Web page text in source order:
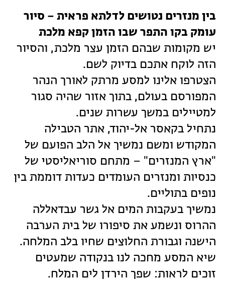
בין מנזרים נטושים לדלתא פראית – סיור
עומק בקו התפר שבו הזמן קפא מלכת
יש מקומות שבהם הזמן עצר מלכת, והסיור
הזה לוקח אתכם בדיוק לשם.
הצטרפו אלינו למסע מרתק לאורך הנהר
המפורסם בעולם, בתוך אזור שהיה סגור
למטיילים במשך עשרות שנים.
נתחיל בקאסר אל-יהוד, אתר הטבילה
המקודש ומשם נמשיך אל הלב הפועם של
"ארץ המנזרים" – מתחם סוריאליסטי של
כנסיות ומנזרים העומדים כעדות דוממת בין
נופים בתוליים.
נמשיך בעקבות המים אל גשר עבדאללה
ההרוס ונשמע את סיפורו של בית הערבה
הישנה וגבורת החלוצים שחיו בלב המלחה.
שיא המסע מחכה לנו בנקודה שמעטים
זוכים לראות: שפך הירדן לים המלח.